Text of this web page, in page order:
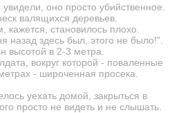
оно просто убийственное.
валящихся деревьев.
становилось плохо.
назад здесь был, этого не было!".
высотой в 2-3 метра.
вокруг которой - поваленные
- широченная просека.
уехать домой, закрыться в
просто не видеть и не слышать.